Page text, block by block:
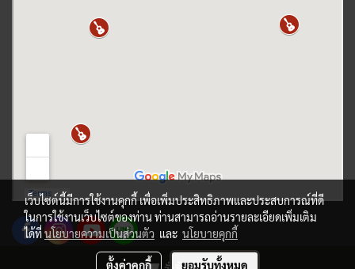
เว็บไซต์นี้มีการใช้งานคุกกี้ เพื่อเพิ่มประสิทธิภาพและประสบการณ์ที่ดี
ในการใช้งานเว็บไซต์ของท่าน ท่านสามารถอ่านรายละเอียดเพิ่มเติม
ได้ที่นโยบายความเป็นส่วนตัว และ นโยบายคุกกี้
ตั้งค่าคุกกี้ ยอมรับทั้งหมด